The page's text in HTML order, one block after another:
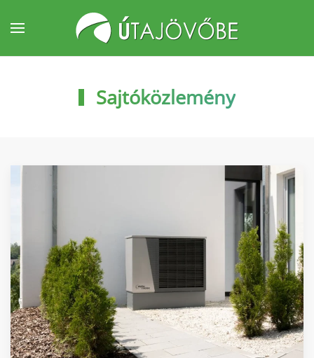
Fő tartalom átugrása
Sajtóközlemény